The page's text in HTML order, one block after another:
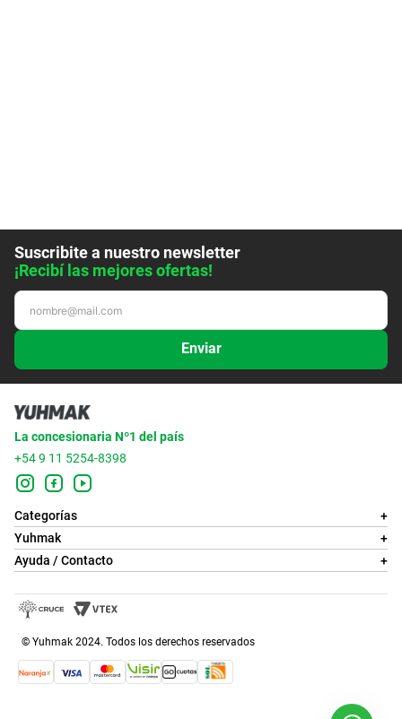
Suscribite a nuestro newsletter
¡Recibí las mejores ofertas!
Enviar
La concesionaria Nº1 del país
+54 9 11 5254-8398
Categorías
+
Yuhmak
+
Ayuda / Contacto
+
© Yuhmak 2024. Todos los derechos reservados